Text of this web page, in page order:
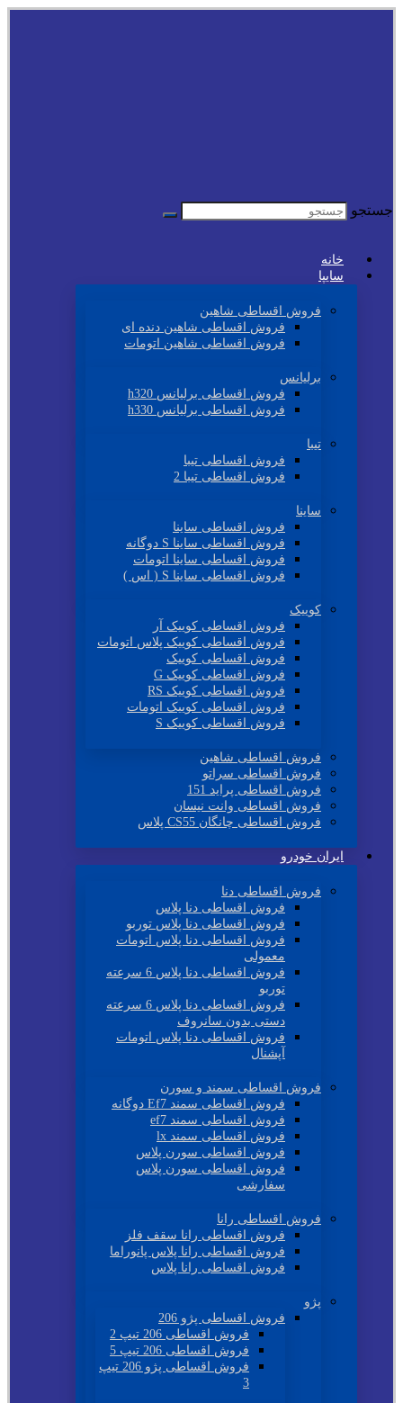
جستجو
خانه
سایپا
فروش اقساطی شاهین
فروش اقساطی شاهین دنده ای
فروش اقساطی شاهین اتومات
برلیانس
فروش اقساطی برلیانس h320
فروش اقساطی برلیانس h330
تیبا
فروش اقساطی تیبا
فروش اقساطی تیبا 2
ساینا
فروش اقساطی ساینا
فروش اقساطی ساینا S دوگانه
فروش اقساطی ساینا اتومات
فروش اقساطی ساینا S ( اس )
کوییک
فروش اقساطی کوییک آر
فروش اقساطی کوییک پلاس اتومات
فروش اقساطی کوییک
فروش اقساطی کوییک G
فروش اقساطی کوییک RS
فروش اقساطی کوییک اتومات
فروش اقساطی کوییک S
فروش اقساطی شاهین
فروش اقساطی سراتو
فروش اقساطی پراید 151
فروش اقساطی وانت نیسان
فروش اقساطی چانگان CS55 پلاس
ایران خودرو
فروش اقساطی دنا
فروش اقساطی دنا پلاس
فروش اقساطی دنا پلاس توربو
فروش اقساطی دنا پلاس اتومات
معمولی
فروش اقساطی دنا پلاس 6 سرعته
توربو
فروش اقساطی دنا پلاس 6 سرعته
دستی بدون سانروف
فروش اقساطی دنا پلاس اتومات
آپشنال
فروش اقساطی سمند و سورن
فروش اقساطی سمند Ef7 دوگانه
فروش اقساطی سمند ef7
فروش اقساطی سمند lx
فروش اقساطی سورن پلاس
فروش اقساطی سورن پلاس
سفارشی
فروش اقساطی رانا
فروش اقساطی رانا سقف فلز
فروش اقساطی رانا پلاس پانوراما
فروش اقساطی رانا پلاس
پژو
فروش اقساطی پژو 206
فروش اقساطی 206 تیپ 2
فروش اقساطی 206 تیپ 5
فروش اقساطی پژو 206 تیپ
3